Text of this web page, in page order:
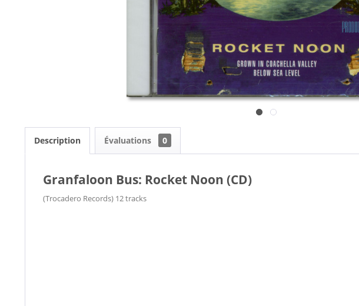
Description Évaluations 0
Granfaloon Bus: Rocket Noon (CD)
(Trocadero Records) 12 tracks